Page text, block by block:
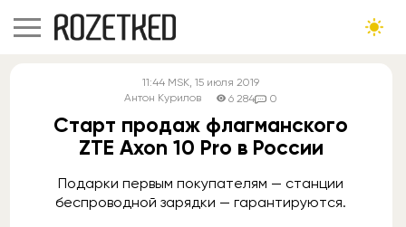
11:44 MSK, 15 июля 2019
Антон Курилов
6 284 0
Старт продаж флагманского
ZTE Axon 10 Pro в России
Подарки первым покупателям — станции
беспроводной зарядки — гарантируются.